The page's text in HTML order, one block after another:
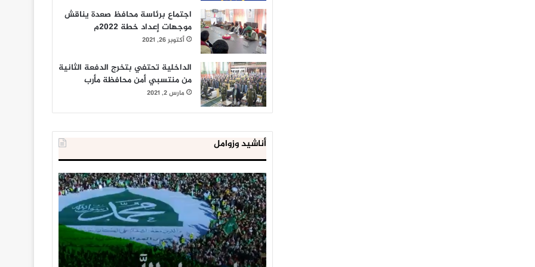
اجتماع برئاسة محافظ صعدة يناقش
موجهات إعداد خطة 2022م
أكتوبر 26, 2021
الداخلية تحتفي بتخرج الدفعة الثانية
من منتسبي أمن محافظة مأرب
مارس 2, 2021
أناشيد وزوامل
العدو
الإسرائيلي
اعتقل
543
طفلا
فلسطينيا
خلال
يناير 31, 2021
الداخلية
المصرية
إحباط
‘مخطط
كبير’
للإخوان